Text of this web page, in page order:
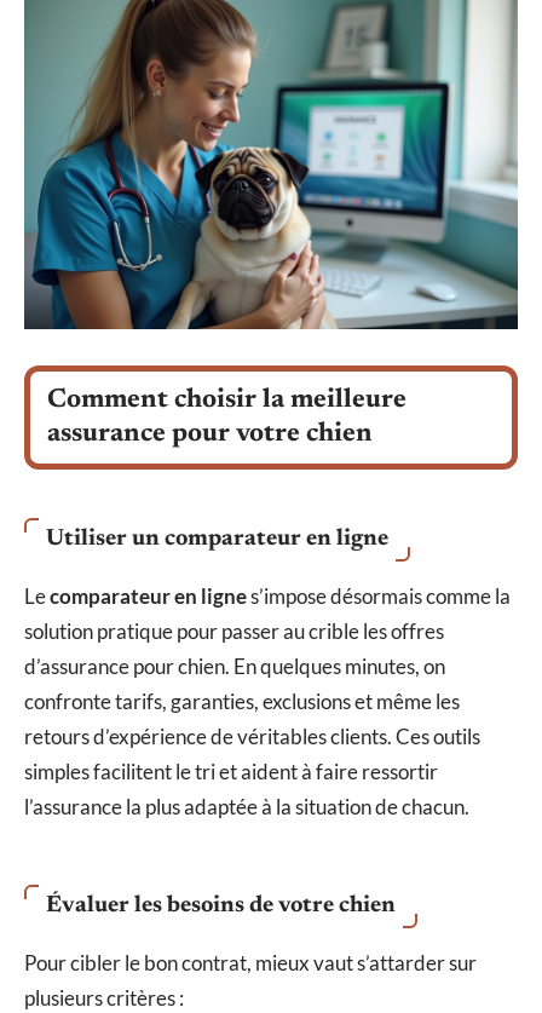
Comment choisir la meilleure
assurance pour votre chien
Utiliser un comparateur en ligne
Lecomparateur en lignes’impose désormais comme la
solution pratique pour passer au crible les offres
d’assurance pour chien. En quelques minutes, on
confronte tarifs, garanties, exclusions et même les
retours d’expérience de véritables clients. Ces outils
simples facilitent le tri et aident à faire ressortir
l’assurance la plus adaptée à la situation de chacun.
Évaluer les besoins de votre chien
Pour cibler le bon contrat, mieux vaut s’attarder sur
plusieurs critères :